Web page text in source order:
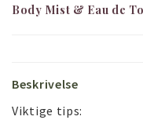
Body Mist & Eau de
Beskrivelse
Viktige tips: